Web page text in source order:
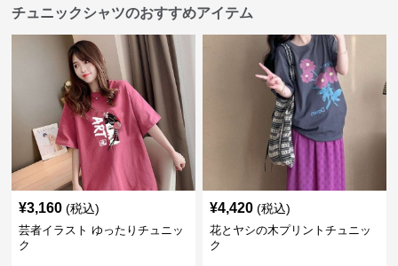
チュニックシャツのおすすめアイテム
¥3,160 (税込)
芸者イラスト ゆったりチュニッ
ク
¥4,420 (税込)
花とヤシの木プリントチュニッ
ク